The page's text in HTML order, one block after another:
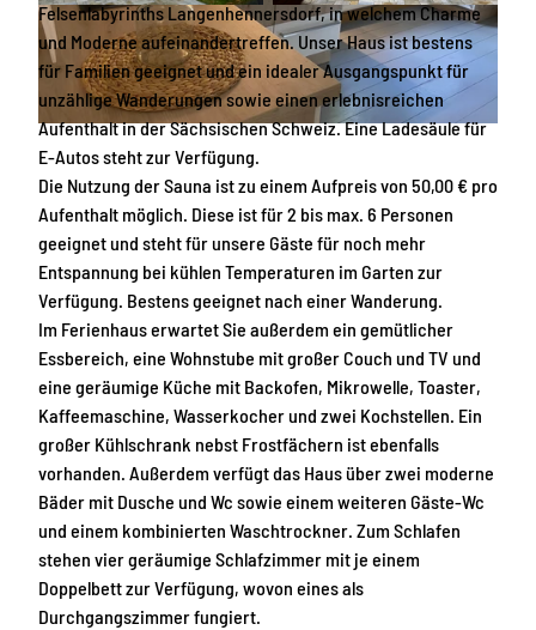
© Familie Pohl | CC-BY-SA
A
u
ß
e
n
a
n
s
i
c
h
t
m
i
t
P
a
l
m
e
n
E
i
n
f
a
r
t
m
i
t
B
e
l
e
u
c
h
t
u
n
Felsenlabyrinths Langenhennersdorf, in welchem Charme
und Moderne aufeinandertreffen. Unser Haus ist bestens
für Familien geeignet und ein idealer Ausgangspunkt für
unzählige Wanderungen sowie einen erlebnisreichen
Aufenthalt in der Sächsischen Schweiz. Eine Ladesäule für
E-Autos steht zur Verfügung.
Die Nutzung der Sauna ist zu einem Aufpreis von 50,00 € pro
Aufenthalt möglich. Diese ist für 2 bis max. 6 Personen
geeignet und steht für unsere Gäste für noch mehr
Entspannung bei kühlen Temperaturen im Garten zur
Verfügung. Bestens geeignet nach einer Wanderung.
Im Ferienhaus erwartet Sie außerdem ein gemütlicher
Essbereich, eine Wohnstube mit großer Couch und TV und
eine geräumige Küche mit Backofen, Mikrowelle, Toaster,
Kaffeemaschine, Wasserkocher und zwei Kochstellen. Ein
großer Kühlschrank nebst Frostfächern ist ebenfalls
vorhanden. Außerdem verfügt das Haus über zwei moderne
Bäder mit Dusche und Wc sowie einem weiteren Gäste-Wc
und einem kombinierten Waschtrockner. Zum Schlafen
stehen vier geräumige Schlafzimmer mit je einem
Doppelbett zur Verfügung, wovon eines als
Durchgangszimmer fungiert.